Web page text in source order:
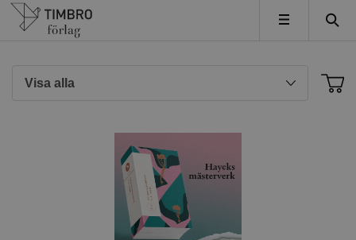
Timbro
MENY